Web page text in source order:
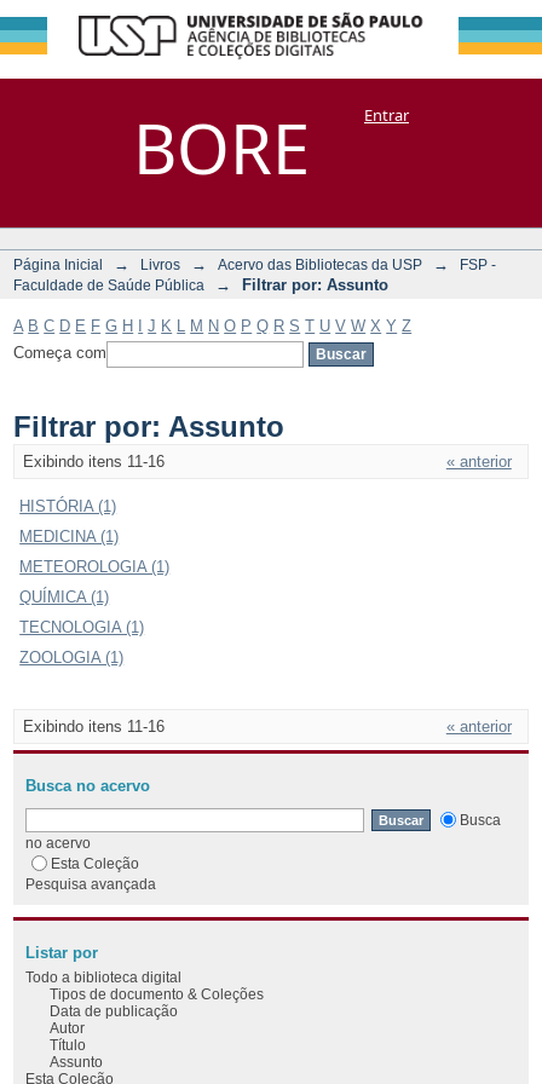
BORE
Filtrar por:
Assunto
DSpace/Manakin + CoriscoEntrar
Página Inicial → Livros → Acervo das Bibliotecas da USP →
FSP -
Faculdade de Saúde Pública
→ Filtrar por: Assunto
A B C D E F G H J K M N O P Q R S T U V W X Y Z
Começa com
Filtrar por: Assunto
Exibindo itens 11-16 « anterior
HISTÓRIA (1)
MEDICINA (1)
METEOROLOGIA (1)
QUÍMICA (1)
TECNOLOGIA (1)
ZOOLOGIA (1)
Exibindo itens 11-16 « anterior
Busca no acervo
Busca
no acervo
Esta Coleção
Pesquisa avançada
Listar por
Todo a biblioteca digital
Tipos de documento & Coleções
Data de publicação
Autor
Título
Assunto
Esta Coleção